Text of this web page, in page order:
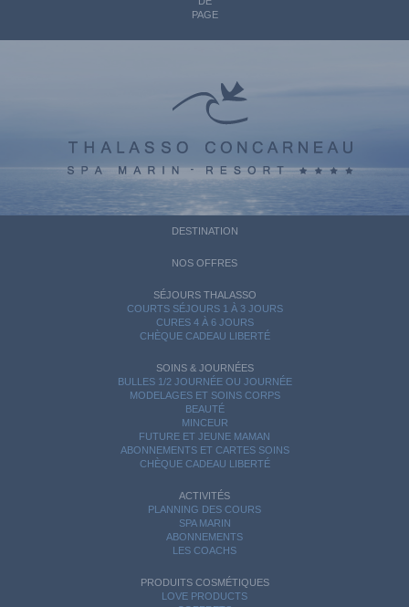
PAGE
DESTINATION
NOS OFFRES
SÉJOURS THALASSO
COURTS SÉJOURS 1 À 3 JOURS
CURES 4 À 6 JOURS
CHÈQUE CADEAU LIBERTÉ
SOINS & JOURNÉES
BULLES 1/2 JOURNÉE OU JOURNÉE
MODELAGES ET SOINS CORPS
BEAUTÉ
MINCEUR
FUTURE ET JEUNE MAMAN
ABONNEMENTS ET CARTES SOINS
CHÈQUE CADEAU LIBERTÉ
ACTIVITÉS
PLANNING DES COURS
SPA MARIN
ABONNEMENTS
LES COACHS
PRODUITS COSMÉTIQUES
LOVE PRODUCTS